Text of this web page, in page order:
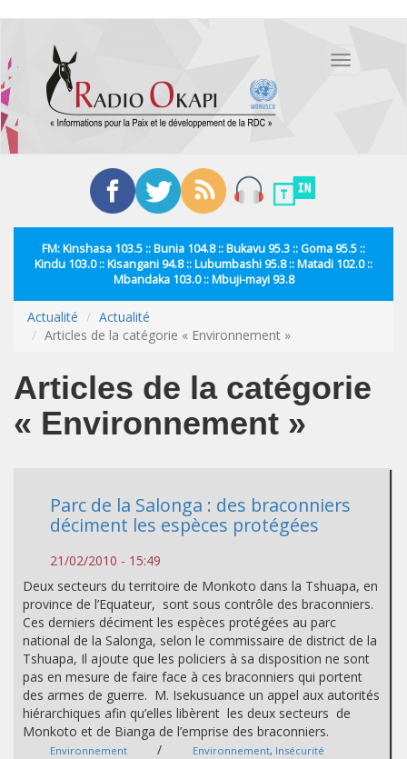
contenu
principal
Toggle
FM: Kinshasa 103.5 :: Bunia 104.8 :: Bukavu 95.3 :: Goma 95.5 ::
Kindu 103.0 :: Kisangani 94.8 :: Lubumbashi 95.8 :: Matadi 102.0 ::
Mbandaka 103.0 :: Mbuji-mayi 93.8
Actualité
Actualité
Articles de la catégorie « Environnement »
Articles de la catégorie
« Environnement »
Parc de la Salonga : des braconniers
déciment les espèces protégées
21/02/2010 - 15:49
Deux secteurs du territoire de Monkoto dans la Tshuapa, en
province de l’Equateur, sont sous contrôle des braconniers.
Ces derniers déciment les espèces protégées au parc
national de la Salonga, selon le commissaire de district de la
Tshuapa, Il ajoute que les policiers à sa disposition ne sont
pas en mesure de faire face à ces braconniers qui portent
des armes de guerre. M. Isekusuance un appel aux autorités
hiérarchiques afin qu’elles libèrent les deux secteurs de
Monkoto et de Bianga de l’emprise des braconniers.
Environnement / Environnement, Insécurité